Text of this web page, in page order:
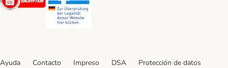
Ayuda Contacto Impreso DSA
Protección de datos